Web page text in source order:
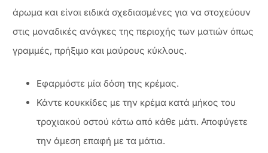
άρωμα και είναι ειδικά σχεδιασμένες για να στοχεύουν
στις μοναδικές ανάγκες της περιοχής των ματιών όπως
γραμμές, πρήξιμο και μαύρους κύκλους.
Εφαρμόστε μία δόση της κρέμας.
Κάντε κουκκίδες με την κρέμα κατά μήκος του
τροχιακού οστού κάτω από κάθε μάτι. Αποφύγετε
την άμεση επαφή με τα μάτια.